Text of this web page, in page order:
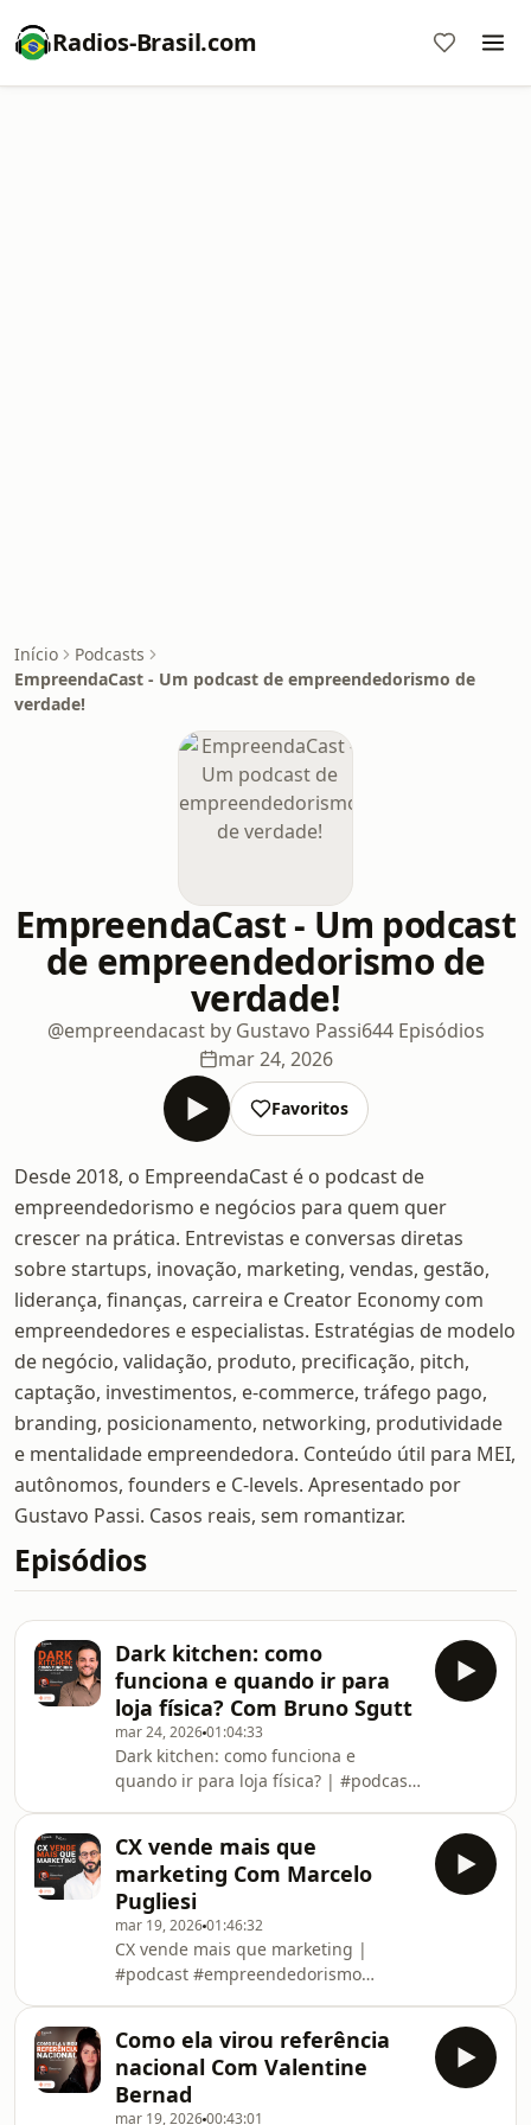
Radios-Brasil.com
Início
Podcasts
EmpreendaCast - Um podcast de empreendedorismo de
verdade!
EmpreendaCast - Um podcast
de empreendedorismo de
verdade!
@empreendacast by Gustavo Passi644 Episódios
mar 24, 2026
Favoritos
Desde 2018, o EmpreendaCast é o podcast de
empreendedorismo e negócios para quem quer
crescer na prática. Entrevistas e conversas diretas
sobre startups, inovação, marketing, vendas, gestão,
liderança, finanças, carreira e Creator Economy com
empreendedores e especialistas. Estratégias de modelo
de negócio, validação, produto, precificação, pitch,
captação, investimentos, e-commerce, tráfego pago,
branding, posicionamento, networking, produtividade
e mentalidade empreendedora. Conteúdo útil para MEI,
autônomos, founders e C-levels. Apresentado por
Gustavo Passi. Casos reais, sem romantizar.
Episódios
Dark kitchen: como
funciona e quando ir para
loja física? Com Bruno Sgutt
mar 24, 202601:04:33
Dark kitchen: como funciona e
quando ir para loja física? | #podcast
https://www.instagram.com/grupo_lfb/https://
franchising🎧🎙 Ouça o
EmpreendaCast no Spotify:
https://spoti.fi/3yrcXbP📺🎙 Veja o
EmpreendaCast no Youtube:
https://www.youtube.com/@EmpreendaCast
🗣️ 🎙 ANFITRIÃO: Gustavo Passi
Instagram: @gustavop
CX vende mais que
marketing Com Marcelo
Pugliesi
mar 19, 202601:46:32
CX vende mais que marketing |
#podcast #empreendedorismo
com Marcelo Pugliese, CEO da Hi
Platform, sobre um dos temas mais
decisivos para qualquer negócio em
Como ela virou referência
nacional Com Valentine
Bernad
mar 19, 202600:43:01